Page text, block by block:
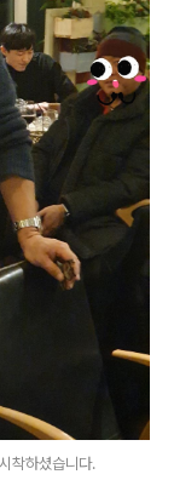
착하셨습니다.